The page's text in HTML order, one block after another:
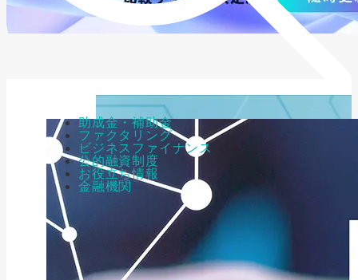
助成金・補助金
ファクタリング
ビジネスファイナンス
公的融資制度
お役立ち情報
金融機関